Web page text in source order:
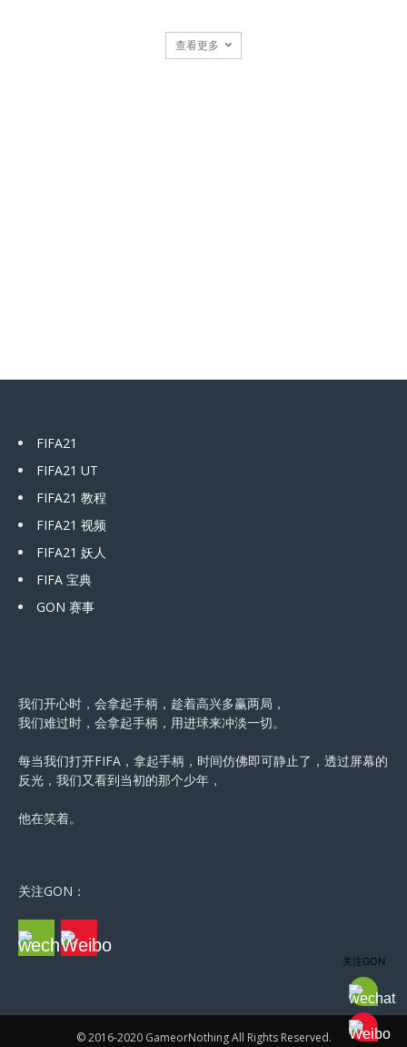
查看更多
FIFA21
FIFA21 UT
FIFA21 教程
FIFA21 视频
FIFA21 妖人
FIFA 宝典
GON 赛事
我们开心时，会拿起手柄，趁着高兴多赢两局，
我们难过时，会拿起手柄，用进球来冲淡一切。
每当我们打开FIFA，拿起手柄，时间仿佛即可静止了，透过屏幕的
反光，我们又看到当初的那个少年，
他在笑着。
关注GON：
© 2016-2020 GameorNothing All Rights Reserved.
关注GON